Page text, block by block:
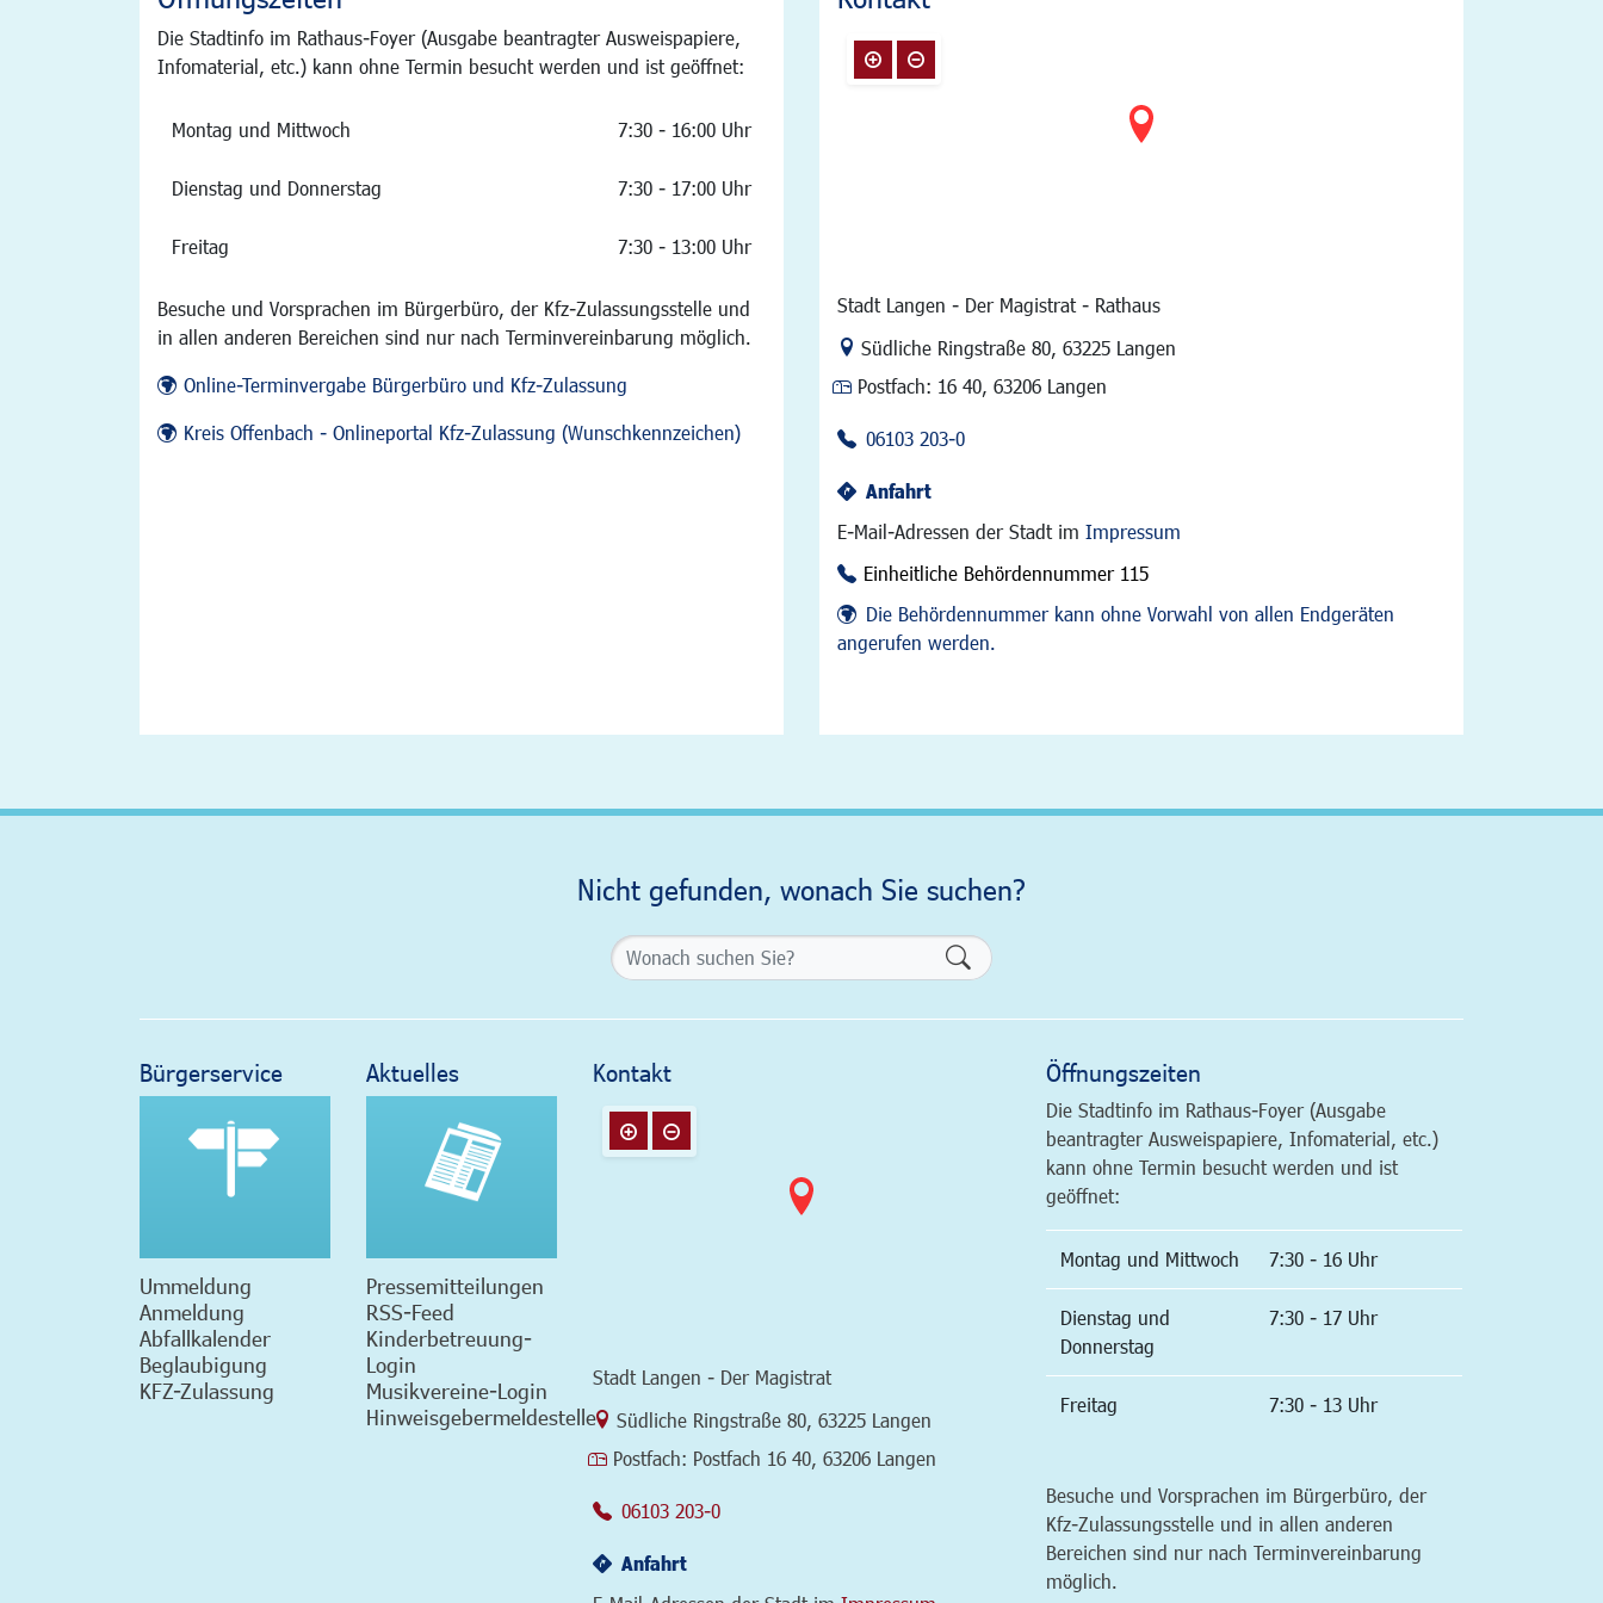
Die Stadtinfo im Rathaus-Foyer (Ausgabe beantragter Ausweispapiere,
Infomaterial, etc.) kann ohne Termin besucht werden und ist geöffnet:
Montag und Mittwoch 7:30 - 16:00 Uhr
Dienstag und Donnerstag 7:30 - 17:00 Uhr
Freitag 7:30 - 13:00 Uhr
Besuche und Vorsprachen im Bürgerbüro, der Kfz-Zulassungsstelle und
in allen anderen Bereichen sind nur nach Terminvereinbarung möglich.
Online-Terminvergabe Bürgerbüro und Kfz-Zulassung
Kreis Offenbach - Onlineportal Kfz-Zulassung (Wunschkennzeichen)
Stadt Langen - Der Magistrat - Rathaus
Link zur Google-Maps Navigation
Südliche Ringstraße 80, 63225 Langen
Postfach: 16 40, 63206 Langen
06103 203-0
Anfahrt
E-Mail-Adressen der Stadt im Impressum
Einheitliche Behördennummer 115
Die Behördennummer kann ohne Vorwahl von allen Endgeräten
angerufen werden.
Nicht gefunden, wonach Sie suchen?
Formularschaltfläche
Bürgerservice
Ummeldung
Anmeldung
Abfallkalender
Beglaubigung
KFZ-Zulassung
Aktuelles
Pressemitteilungen
RSS-Feed
Kinderbetreuung-
Login
Musikvereine-Login
Hinweisgebermeldestelle
Kontakt
Stadt Langen - Der Magistrat
Link zur Google-Maps Navigation
Südliche Ringstraße 80 63225 Langen
Postfach: Postfach 16 40, 63206 Langen
06103 203-0
Anfahrt
Öffnungszeiten
Die Stadtinfo im Rathaus-Foyer (Ausgabe
beantragter Ausweispapiere, Infomaterial, etc.)
kann ohne Termin besucht werden und ist
geöffnet:
Montag und Mittwoch 7:30 - 16 Uhr
Dienstag und
Donnerstag
7:30 - 17 Uhr
Freitag 7:30 - 13 Uhr
Besuche und Vorsprachen im Bürgerbüro, der
Kfz-Zulassungsstelle und in allen anderen
Bereichen sind nur nach Terminvereinbarung
möglich.